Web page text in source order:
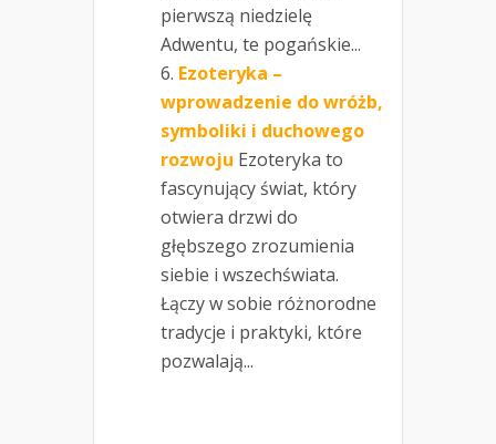
pierwszą niedzielę
Adwentu, te pogańskie...
Ezoteryka –
wprowadzenie do wróżb,
symboliki i duchowego
rozwoju Ezoteryka to
fascynujący świat, który
otwiera drzwi do
głębszego zrozumienia
siebie i wszechświata.
Łączy w sobie różnorodne
tradycje i praktyki, które
pozwalają...